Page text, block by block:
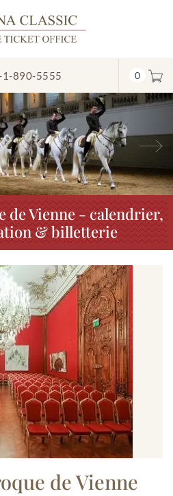
1-890-5555 0
de Vienne - calendrier,
& billetterie
de Vienne